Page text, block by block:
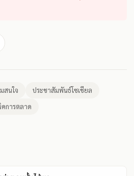
สนใจ
ประชาสัมพันธ์โซเชียล
คการตลาด